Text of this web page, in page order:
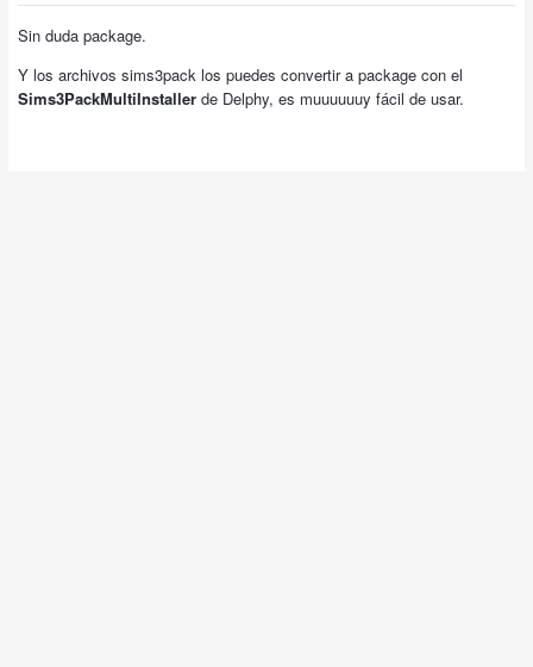
Sin duda package.
Y los archivos sims3pack los puedes convertir a package con el
Sims3PackMultiInstaller de Delphy, es muuuuuuy fácil de usar.